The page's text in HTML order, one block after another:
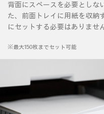
背面にスペースを必要としな
た、前面トレイに用紙を収
にセットする必要はありません
※最大150枚までセット可能